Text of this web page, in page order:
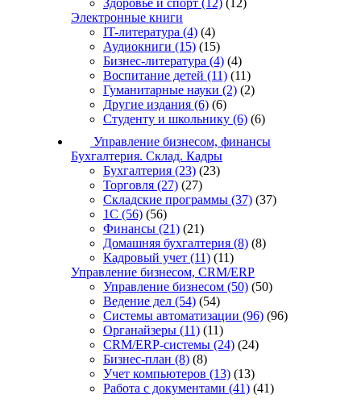
Здоровье и спорт (12) (12)
Электронные книги
IT-литература (4) (4)
Аудиокниги (15) (15)
Бизнес-литература (4) (4)
Воспитание детей (11) (11)
Гуманитарные науки (2) (2)
Другие издания (6) (6)
Студенту и школьнику (6) (6)
Управление бизнесом, финансы
Бухгалтерия. Склад. Кадры
Бухгалтерия (23) (23)
Торговля (27) (27)
Складские программы (37) (37)
1С (56) (56)
Финансы (21) (21)
Домашняя бухгалтерия (8) (8)
Кадровый учет (11) (11)
Управление бизнесом, CRM/ERP
Управление бизнесом (50) (50)
Ведение дел (54) (54)
Системы автоматизации (96) (96)
Органайзеры (11) (11)
CRM/ERP-системы (24) (24)
Бизнес-план (8) (8)
Учет компьютеров (13) (13)
Работа с документами (41) (41)